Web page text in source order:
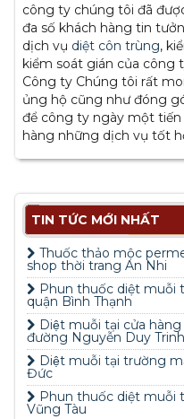
công ty chúng tôi đã
đa số khách hàng tin
dịch vụ diệt côn trùng,
kiểm soát gián của công
Công ty Chúng tôi rất
ủng hộ cũng như đóng
để công ty ngày một tiến
hàng những dịch vụ tốt
TIN TỨC MỚI NHẤT
Thuốc thảo mộc
shop thời trang An Nhi
Phun thuốc diệt muỗi
quận Bình Thạnh
Diệt muỗi tại cửa
đường Nguyễn Duy Trinh
Diệt muỗi tại trường
Đức
Phun thuốc diệt muỗi
Vũng Tàu